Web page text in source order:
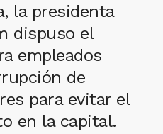
la presidenta
dispuso el
empleados
de
para evitar el
en la capital.